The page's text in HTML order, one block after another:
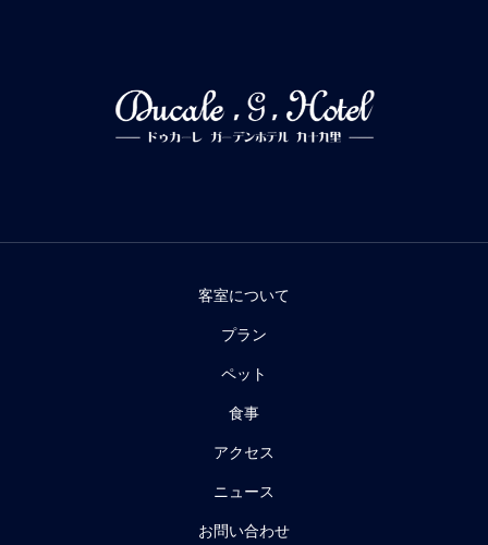
客室について
プラン
ペット
食事
アクセス
ニュース
お問い合わせ